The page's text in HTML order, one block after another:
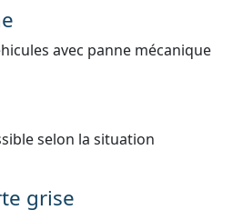
avec panne mécanique
selon la situation
grise